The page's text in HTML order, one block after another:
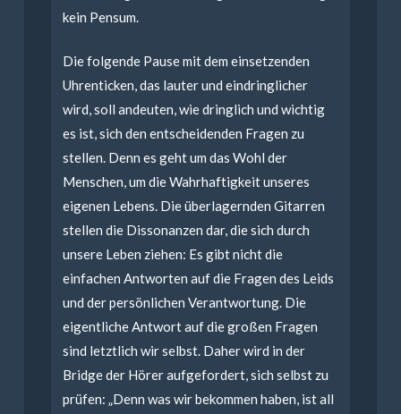
kein Pensum.
Die folgende Pause mit dem einsetzenden
Uhrenticken, das lauter und eindringlicher
wird, soll andeuten, wie dringlich und wichtig
es ist, sich den entscheidenden Fragen zu
stellen. Denn es geht um das Wohl der
Menschen, um die Wahrhaftigkeit unseres
eigenen Lebens. Die überlagernden Gitarren
stellen die Dissonanzen dar, die sich durch
unsere Leben ziehen: Es gibt nicht die
einfachen Antworten auf die Fragen des Leids
und der persönlichen Verantwortung. Die
eigentliche Antwort auf die großen Fragen
sind letztlich wir selbst. Daher wird in der
Bridge der Hörer aufgefordert, sich selbst zu
prüfen: „Denn was wir bekommen haben, ist all